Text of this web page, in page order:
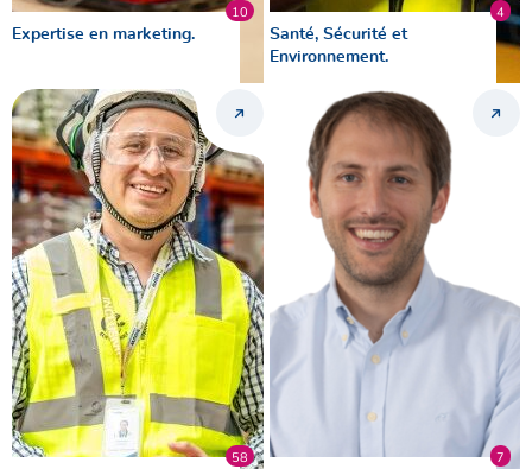
10
Expertise en marketing.
4
Santé, Sécurité et
Environnement.
58 7